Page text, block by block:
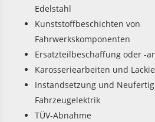
Edelstahl
Kunststoffbeschichten von
Fahrwerkskomponenten
Ersatzteilbeschaffung oder -
Karosseriearbeiten und
Instandsetzung und
Fahrzeugelektrik
TÜV-Abnahme